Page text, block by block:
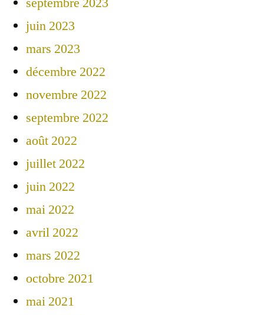
juin 2023
mars 2023
décembre 2022
novembre 2022
septembre 2022
août 2022
juillet 2022
juin 2022
mai 2022
avril 2022
mars 2022
octobre 2021
mai 2021